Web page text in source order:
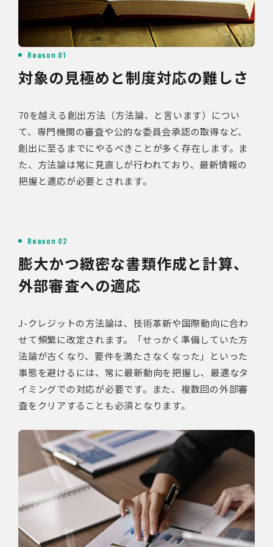
Reason 01
対象の見極めと制度対応の難しさ
70を越える創出方法（方法論、と言います）につい
て、専門機関の審査や公的な委員会承認の取得など、
創出に至るまでにやるべきことが多く存在します。ま
た、方法論は常に見直しが行われており、最新情報の
把握と適応が必要とされます。
Reason 02
膨大かつ緻密な書類作成と計算、
外部審査への適応
J-クレジットの方法論は、技術革新や国際動向に合わ
せて頻繁に改定されます。「せっかく準備していた方
法論が古くなり、要件を満たさなくなった」といった
事態を避けるには、常に最新動向を把握し、最適なタ
イミングでの対応が必要です。また、複数回の外部審
査をクリアすることも必須となります。